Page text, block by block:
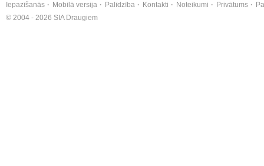
Iepazīšanās Mobilā versija Palīdzība Kontakti Noteikumi Privātums
© 2004 - 2026 SIA Draugiem